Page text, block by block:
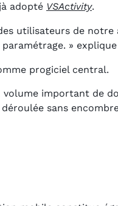
adopté VSActivity.
utilisateurs de notre
» explique
progiciel central.
important de
déroulée sans